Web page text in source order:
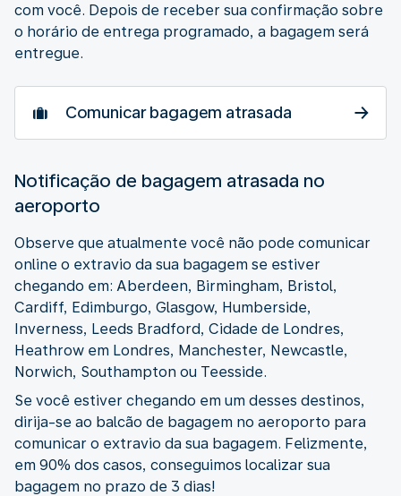
com você. Depois de receber sua confirmação sobre
o horário de entrega programado, a bagagem será
entregue.
Comunicar bagagem atrasada
Notificação de bagagem atrasada no
aeroporto
Observe que atualmente você não pode comunicar
online o extravio da sua bagagem se estiver
chegando em: Aberdeen, Birmingham, Bristol,
Cardiff, Edimburgo, Glasgow, Humberside,
Inverness, Leeds Bradford, Cidade de Londres,
Heathrow em Londres, Manchester, Newcastle,
Norwich, Southampton ou Teesside.
Se você estiver chegando em um desses destinos,
dirija-se ao balcão de bagagem no aeroporto para
comunicar o extravio da sua bagagem. Felizmente,
em 90% dos casos, conseguimos localizar sua
bagagem no prazo de 3 dias!